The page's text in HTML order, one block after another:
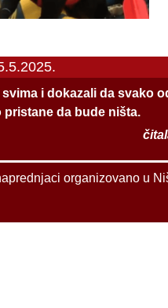
i dokazali da svako
pristane da bude ništa.
organizovano u